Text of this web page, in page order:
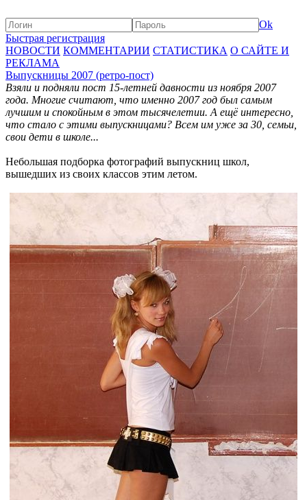
Ok
Быстрая регистрация
НОВОСТИ КОММЕНТАРИИ СТАТИСТИКА О САЙТЕ И
РЕКЛАМА
Выпускницы 2007 (ретро-пост)
Взяли и подняли пост 15-летней давности из ноября 2007
года. Многие считают, что именно 2007 год был самым
лучшим и спокойным в этом тысячелетии. А ещё интересно,
что стало с этими выпускницами? Всем им уже за 30, семьи,
свои дети в школе...
Небольшая подборка фотографий выпускниц школ,
вышедших из своих классов этим летом.